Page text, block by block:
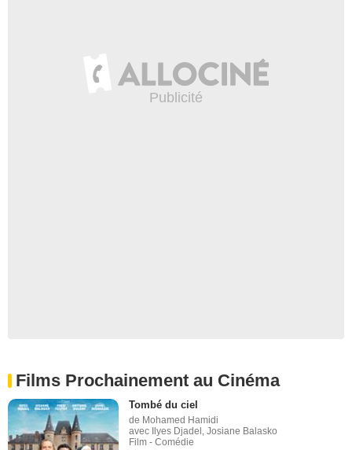
Films Prochainement au Cinéma
Tombé du ciel
de Mohamed Hamidi
avec Ilyes Djadel, Josiane Balasko
Film - Comédie